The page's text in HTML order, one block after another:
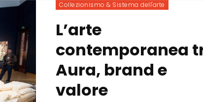
Collezionismo & Sistema dell'arte
L’arte
contemporanea
Aura, brand e
valore